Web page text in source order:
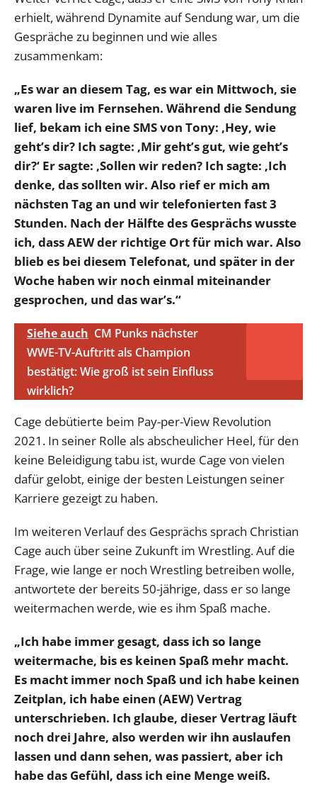
erhielt, während Dynamite auf Sendung war, um die
Gespräche zu beginnen und wie alles
zusammenkam:
„Es war an diesem Tag, es war ein Mittwoch, sie
waren live im Fernsehen. Während die Sendung
lief, bekam ich eine SMS von Tony: ‚Hey, wie
geht’s dir? Ich sagte: ‚Mir geht’s gut, wie geht’s
dir?‘ Er sagte: ‚Sollen wir reden? Ich sagte: ‚Ich
denke, das sollten wir. Also rief er mich am
nächsten Tag an und wir telefonierten fast 3
Stunden. Nach der Hälfte des Gesprächs wusste
ich, dass AEW der richtige Ort für mich war. Also
blieb es bei diesem Telefonat, und später in der
Woche haben wir noch einmal miteinander
gesprochen, und das war’s.“
Siehe auch CM Punks nächster
WWE-TV-Auftritt als Champion
bestätigt: Wie groß ist sein Einfluss
wirklich?
Cage debütierte beim Pay-per-View Revolution
2021. In seiner Rolle als abscheulicher Heel, für den
keine Beleidigung tabu ist, wurde Cage von vielen
dafür gelobt, einige der besten Leistungen seiner
Karriere gezeigt zu haben.
Im weiteren Verlauf des Gesprächs sprach Christian
Cage auch über seine Zukunft im Wrestling. Auf die
Frage, wie lange er noch Wrestling betreiben wolle,
antwortete der bereits 50-jährige, dass er so lange
weitermachen werde, wie es ihm Spaß mache.
„Ich habe immer gesagt, dass ich so lange
weitermache, bis es keinen Spaß mehr macht.
Es macht immer noch Spaß und ich habe keinen
Zeitplan, ich habe einen (AEW) Vertrag
unterschrieben. Ich glaube, dieser Vertrag läuft
noch drei Jahre, also werden wir ihn auslaufen
lassen und dann sehen, was passiert, aber ich
habe das Gefühl, dass ich eine Menge weiß.